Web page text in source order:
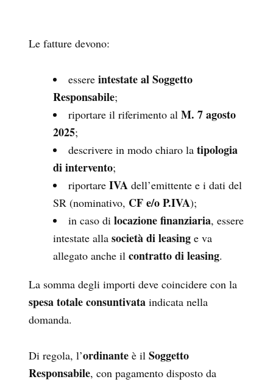
Le fatture devono:
essere intestate al Soggetto
Responsabile;
riportare il riferimento al M. 7 agosto
2025;
descrivere in modo chiaro la tipologia
di intervento;
riportare IVA dell’emittente e i dati del
SR (nominativo, CF e/o P.IVA);
in caso di locazione finanziaria, essere
intestate alla società di leasing e va
allegato anche il contratto di leasing.
La somma degli importi deve coincidere con la
spesa totale consuntivata indicata nella
domanda.
Di regola, l’ordinante è il Soggetto
Responsabile, con pagamento disposto da